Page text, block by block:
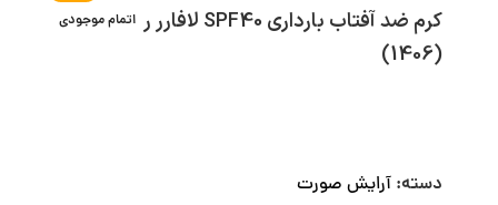
اتمام موجودی
کرم ضد آفتاب بارداری SPF40 لافارر رنگی 40م
(1406)
دسته: آرایش صورت